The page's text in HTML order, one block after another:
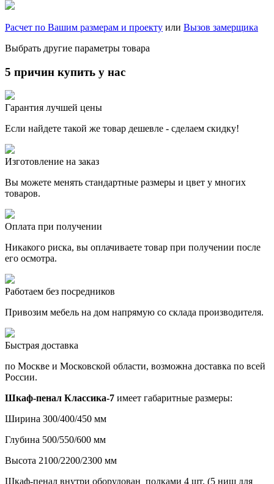
Расчет по Вашим размерам и проекту или Вызов замерщика
Выбрать другие параметры товара
5 причин купить у нас
Гарантия лучшей цены
Если найдете такой же товар дешевле - сделаем скидку!
Изготовление на заказ
Вы можете менять стандартные размеры и цвет у многих
товаров.
Оплата при получении
Никакого риска, вы оплачиваете товар при получении после
его осмотра.
Работаем без посредников
Привозим мебель на дом напрямую со склада производителя.
Быстрая доставка
по Москве и Московской области, возможна доставка по всей
России.
Шкаф-пенал Классика-7 имеет габаритные размеры:
Ширина 300/400/450 мм
Глубина 500/550/600 мм
Высота 2100/2200/2300 мм
Шкаф-пенал внутри оборудован полками 4 шт. (5 ниш для